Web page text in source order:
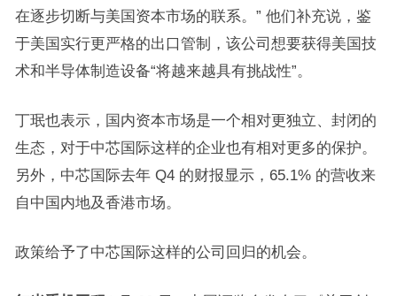
在逐步切断与美国资本市场的联系。” 他们补充说，鉴
于美国实行更严格的出口管制，该公司想要获得美国技
术和半导体制造设备“将越来越具有挑战性”。
丁珉也表示，国内资本市场是一个相对更独立、封闭的
生态，对于中芯国际这样的企业也有相对更多的保护。
另外，中芯国际去年 Q4 的财报显示，65.1% 的营收来
自中国内地及香港市场。
政策给予了中芯国际这样的公司回归的机会。